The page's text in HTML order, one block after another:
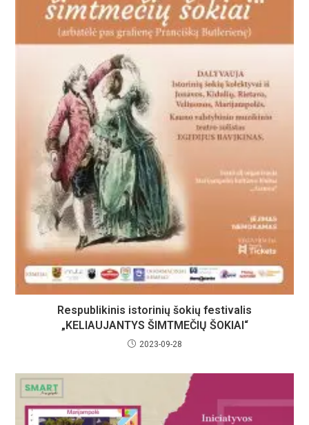
Respublikinis istorinių šokių festivalis
„KELIAUJANTYS ŠIMTMEČIŲ ŠOKIAI“
2023-09-28